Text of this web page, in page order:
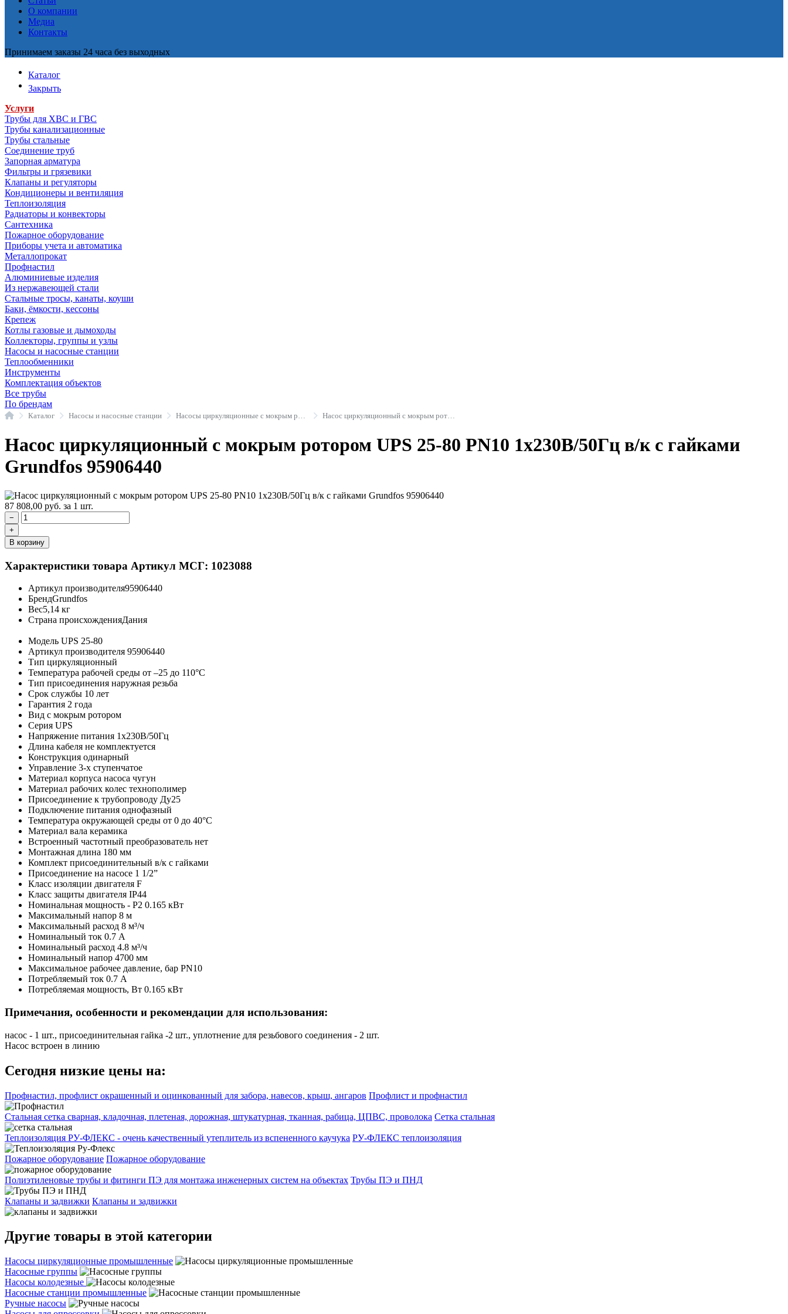
О компании
Медиа
Контакты
Принимаем заказы 24 часа без выходных
Каталог
Закрыть
Услуги
Трубы для ХВС и ГВС
Трубы канализационные
Трубы стальные
Соединение труб
Запорная арматура
Фильтры и грязевики
Клапаны и регуляторы
Кондиционеры и вентиляция
Теплоизоляция
Радиаторы и конвекторы
Сантехника
Пожарное оборудование
Приборы учета и автоматика
Металлопрокат
Профнастил
Алюминиевые изделия
Из нержавеющей стали
Стальные тросы, канаты, коуши
Баки, ёмкости, кессоны
Крепеж
Котлы газовые и дымоходы
Коллекторы, группы и узлы
Насосы и насосные станции
Теплообменники
Инструменты
Комплектация объектов
Все трубы
По брендам
ГлавнаяКаталог Насосы и насосные станции
Насос циркуляционный с мокрым ротором UPS 25-80 PN10 1х230В/50Гц в/к с гайками
Grundfos 95906440
87 808,00 руб. за 1 шт.
−
+
В корзину
Характеристики товара Артикул МСГ: 1023088
Артикул производителя95906440
БрендGrundfos
Вес5,14 кг
Страна происхожденияДания
Модель UPS 25-80
Артикул производителя 95906440
Тип циркуляционный
Температура рабочей среды от –25 до 110°C
Тип присоединения наружная резьба
Срок службы 10 лет
Гарантия 2 года
Вид с мокрым ротором
Серия UPS
Напряжение питания 1х230В/50Гц
Длина кабеля не комплектуется
Конструкция одинарный
Управление 3-х ступенчатое
Материал корпуса насоса чугун
Материал рабочих колес технополимер
Присоединение к трубопроводу Ду25
Подключение питания однофазный
Температура окружающей среды от 0 до 40°C
Материал вала керамика
Встроенный частотный преобразователь нет
Монтажная длина 180 мм
Комплект присоединительный в/к с гайками
Присоединение на насосе 1 1/2”
Класс изоляции двигателя F
Класс защиты двигателя IP44
Номинальная мощность - P2 0.165 кВт
Максимальный напор 8 м
Максимальный расход 8 м³/ч
Номинальный ток 0.7 A
Номинальный расход 4.8 м³/ч
Номинальный напор 4700 мм
Максимальное рабочее давление, бар PN10
Потребляемый ток 0.7 А
Потребляемая мощность, Вт 0.165 кВт
Примечания, особенности и рекомендации для использования:
насос - 1 шт., присоединительная гайка -2 шт., уплотнение для резьбового соединения - 2 шт.
Насос встроен в линию
Сегодня низкие цены на:
Профнастил, профлист окрашенный и оцинкованный для забора, навесов, крыш, ангаров Профлист и профнастил
Стальная сетка сварная, кладочная, плетеная, дорожная, штукатурная, тканная, рабица, ЦПВС, проволока Сетка стальная
Теплоизоляция РУ-ФЛЕКС - очень качественный утеплитель из вспененного каучука РУ-ФЛЕКС теплоизоляция
Пожарное оборудование Пожарное оборудование
Полиэтиленовые трубы и фитинги ПЭ для монтажа инженерных систем на объектах Трубы ПЭ и ПНД
Клапаны и задвижки Клапаны и задвижки
Другие товары в этой категории
Насосы циркуляционные промышленные
Насосные группы
Насосы колодезные
Насосные станции промышленные
Ручные насосы